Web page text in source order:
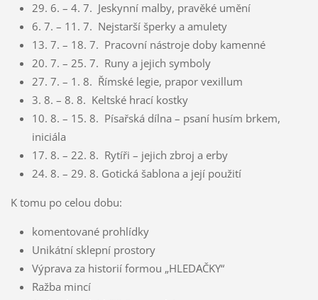
29. 6. – 4. 7. Jeskynní malby, pravěké umění
6. 7. – 11. 7. Nejstarší šperky a amulety
13. 7. – 18. 7. Pracovní nástroje doby kamenné
20. 7. – 25. 7. Runy a jejich symboly
27. 7. – 1. 8. Římské legie, prapor vexillum
3. 8. – 8. 8. Keltské hrací kostky
10. 8. – 15. 8. Písařská dílna – psaní husím brkem,
iniciála
17. 8. – 22. 8. Rytíři – jejich zbroj a erby
24. 8. – 29. 8. Gotická šablona a její použití
K tomu po celou dobu:
komentované prohlídky
Unikátní sklepní prostory
Výprava za historií formou „HLEDAČKY“
Ražba mincí